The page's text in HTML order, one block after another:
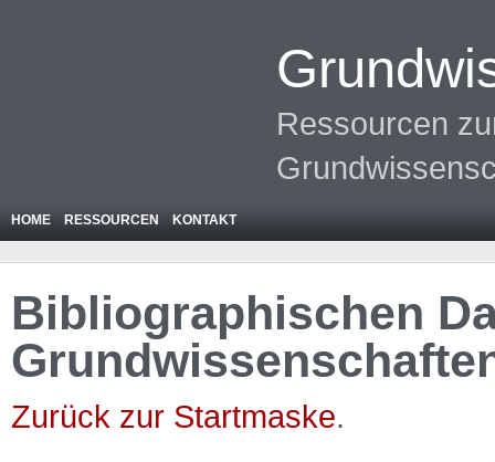
Ressourcen
HOME RESSOURCEN KONTAKT
Bibliographischen
Zurück zur Startmaske.